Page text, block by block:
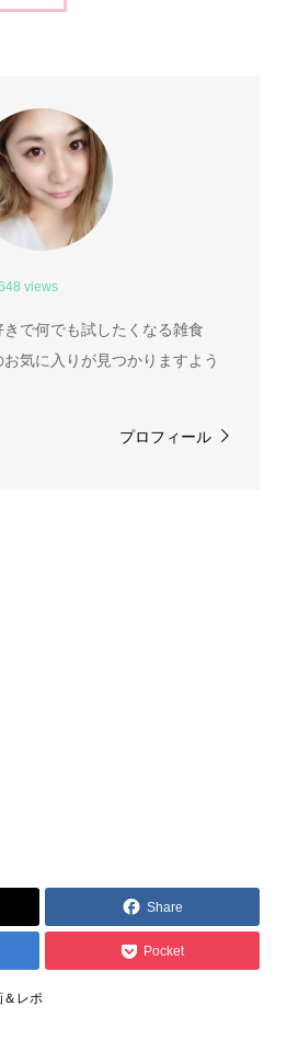
views
で何でも試したくなる雑食
気に入りが見つかりますよう
プロフィール
Share
Pocket
＆レポ